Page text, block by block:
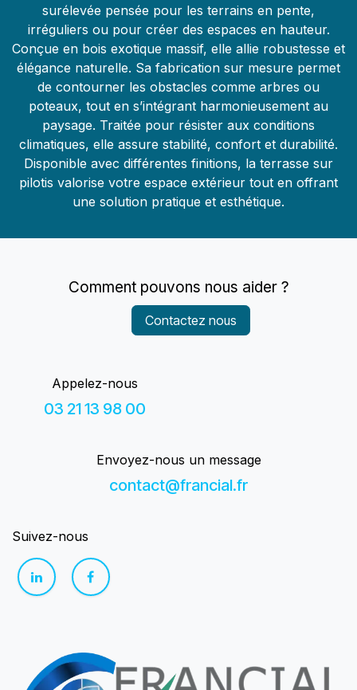
surélevée pensée pour les terrains en pente,
irréguliers ou pour créer des espaces en hauteur.
Conçue en bois exotique massif, elle allie robustesse et
élégance naturelle. Sa fabrication sur mesure permet
de contourner les obstacles comme arbres ou
poteaux, tout en s’intégrant harmonieusement au
paysage. Traitée pour résister aux conditions
climatiques, elle assure stabilité, confort et durabilité.
Disponible avec différentes finitions, la terrasse sur
pilotis valorise votre espace extérieur tout en offrant
une solution pratique et esthétique.
Comment pouvons nous aider ?
Contactez nous
Appelez-nous
03 21 13 98 00
Envoyez-nous un message
contact@francial.fr
Suivez-nous